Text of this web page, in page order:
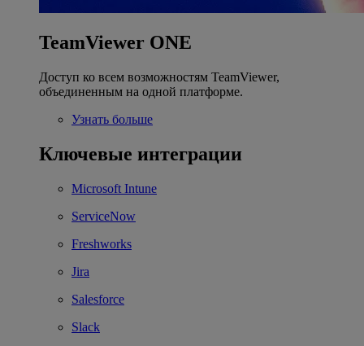
TeamViewer ONE
Доступ ко всем возможностям TeamViewer,
объединенным на одной платформе.
Узнать больше
Ключевые интеграции
Microsoft Intune
ServiceNow
Freshworks
Jira
Salesforce
Slack